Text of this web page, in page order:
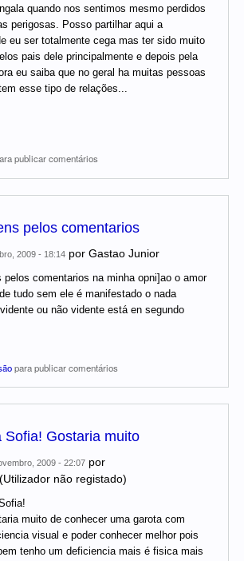
quando nos sentimos mesmo perdidos
perigosas. Posso partilhar aqui a
eu ser totalmente cega mas ter sido muito
pais dele principalmente e depois pela
eu saiba que no geral ha muitas pessoas
esse tipo de relações...
publicar comentários
pelos comentarios
2009 - 18:14 por Gastao Junior
pelos comentarios na minha opni]ao o amor
tudo sem ele é manifestado o nada
ou não vidente está en segundo
para publicar comentários
Sofia! Gostaria muito
2009 - 22:07 por
não registado)
muito de conhecer uma garota com
visual e poder conhecer melhor pois
tenho um deficiencia mais é fisica mais